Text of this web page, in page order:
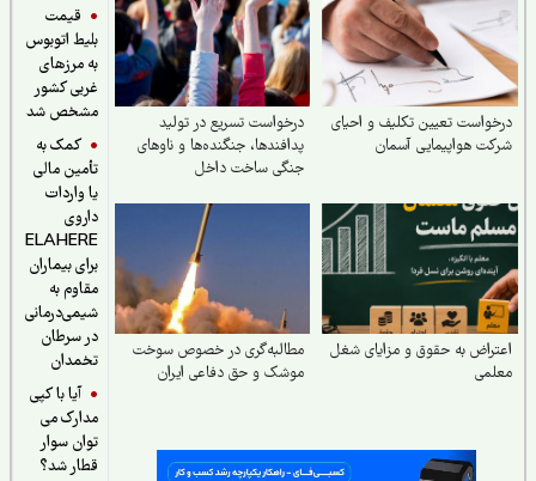
قیمت
بلیط اتوبوس
به مرزهای
غربی کشور
مشخص شد
کمک به
تأمین مالی
یا واردات
ELAHERE
برای بیماران
مقاوم به
شیمی‌درمانی
در سرطان
تخمدان
آیا با کپی
مدارک می
توان سوار
قطار شد؟
تعیین تکلیف و احیای
هواپیمایی آسمان
درخواست تسریع در تولید
پدافندها، جنگنده‌ها و ناوهای
جنگی ساخت داخل
به حقوق و مزایای شغل
مطالبه‌گری در خصوص سوخت
موشک و حق دفاعی ایران